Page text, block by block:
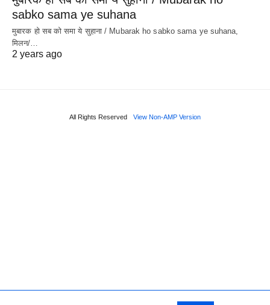
sabko sama ye suhana
मुबारक हो सब को समा ये सुहाना / Mubarak ho sabko sama ye suhana,
मिलन/…
2 years ago
All Rights Reserved View Non-AMP Version